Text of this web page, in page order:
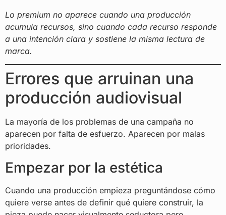
Lo premium no aparece cuando una producción
acumula recursos, sino cuando cada recurso responde
a una intención clara y sostiene la misma lectura de
marca.
Errores que arruinan una
producción audiovisual
La mayoría de los problemas de una campaña no
aparecen por falta de esfuerzo. Aparecen por malas
prioridades.
Empezar por la estética
Cuando una producción empieza preguntándose cómo
quiere verse antes de definir qué quiere construir, la